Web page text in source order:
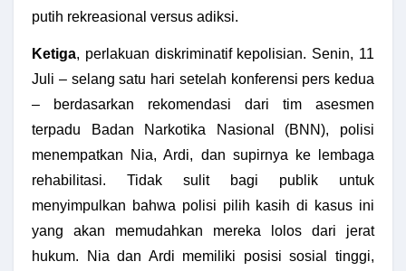
putih rekreasional versus adiksi.
Ketiga, perlakuan diskriminatif kepolisian. Senin, 11
Juli – selang satu hari setelah konferensi pers kedua
– berdasarkan rekomendasi dari tim asesmen
terpadu Badan Narkotika Nasional (BNN), polisi
menempatkan Nia, Ardi, dan supirnya ke lembaga
rehabilitasi. Tidak sulit bagi publik untuk
menyimpulkan bahwa polisi pilih kasih di kasus ini
yang akan memudahkan mereka lolos dari jerat
hukum. Nia dan Ardi memiliki posisi sosial tinggi,